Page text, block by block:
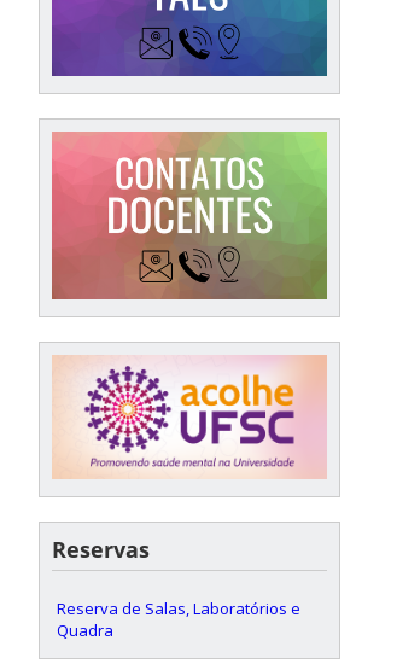
Reservas
Reserva de Salas, Laboratórios e
Quadra